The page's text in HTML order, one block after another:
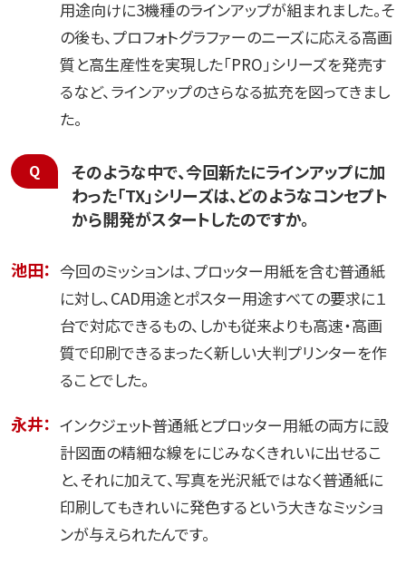
用途向けに3機種のラインアップが組まれました。そ
の後も、プロフォトグラファーのニーズに応える高画
質と高生産性を実現した「PRO」シリーズを発売す
るなど、ラインアップのさらなる拡充を図ってきまし
た。
そのような中で、今回新たにラインアップに加
わった「TX」シリーズは、どのようなコンセプト
から開発がスタートしたのですか。
池田： 今回のミッションは、プロッター用紙を含む普通紙
に対し、CAD用途とポスター用途すべての要求に１
台で対応できるもの、しかも従来よりも高速・高画
質で印刷できるまったく新しい大判プリンターを作
ることでした。
永井： インクジェット普通紙とプロッター用紙の両方に設
計図面の精細な線をにじみなくきれいに出せるこ
と、それに加えて、写真を光沢紙ではなく普通紙に
印刷してもきれいに発色するという大きなミッショ
ンが与えられたんです。